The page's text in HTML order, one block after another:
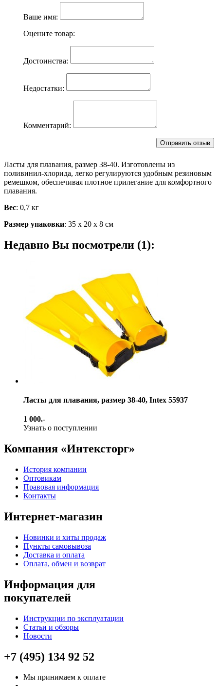
Ваше имя:
Оцените товар:
Достоинства:
Недостатки:
Комментарий:
Ласты для плавания, размер 38-40. Изготовлены из
поливинил-хлорида, легко регулируются удобным резиновым
ремешком, обеспечивая плотное прилегание для комфортного
плавания.
Вес: 0,7 кг
Размер упаковки: 35 х 20 х 8 см
Недавно Вы посмотрели (1):
Ласты для плавания, размер 38-40, Intex 55937
1 000.-
Узнать о поступлении
Компания «Интексторг»
История компании
Оптовикам
Правовая информация
Контакты
Интернет-магазин
Новинки и хиты продаж
Пункты самовывоза
Доставка и оплата
Оплата, обмен и возврат
Информация для
покупателей
Инструкции по эксплуатации
Статьи и обзоры
Новости
+7 (495) 134 92 52
Мы принимаем к оплате